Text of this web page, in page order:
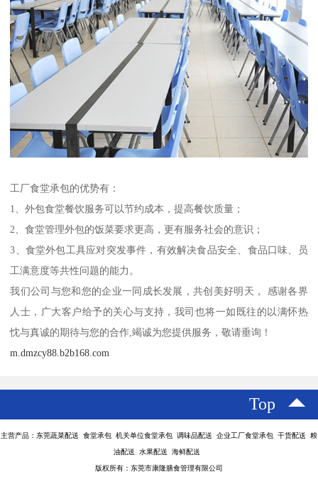
工厂食堂承包的优势有：
1、外包食堂餐饮服务可以节约成本，提高餐饮质量；
2、食堂管理外包的饭菜要求更高，更有服务社会的意识；
3、食堂外包工具应对突发事件，有效解决食品安全、食品口味、员
工满意度等共性问题的能力。
我们公司与您和您的企业一同成长发展，共创美好明天， 感谢各界
人士，广大客户给予的关心与支持，我司也将一如既往的以满怀热
忱与真诚的期待与您的合作,竭诚为您提供服务，敬请垂询！
m.dmzcy88.b2b168.com
Top
主营产品：东莞蔬菜配送 食堂承包 机关单位食堂承包 调味品配送 企业工厂食堂承包 干货配送 粮
油配送 水果配送 海鲜配送
版权所有：东莞市康隆膳食管理有限公司